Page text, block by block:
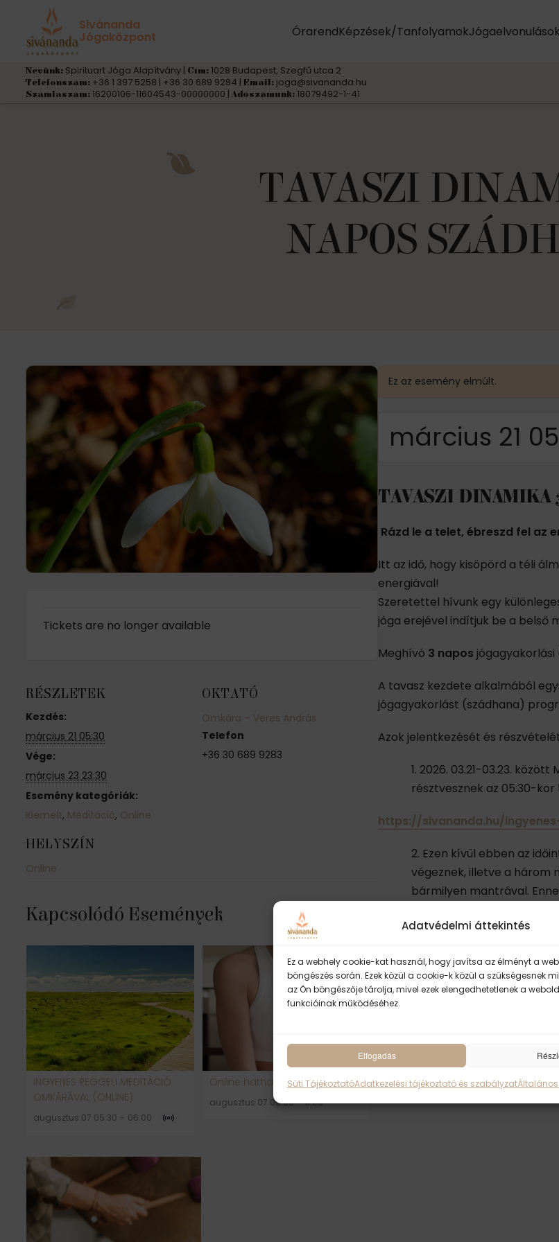
Adatvédelmi áttekintés
Ez a webhely cookie-kat használ, hogy javítsa az élményt a
böngészés során. Ezek közül a cookie-k közül a szükségesnek
az Ön böngészője tárolja, mivel ezek elengedhetetlenek a
funkcióinak működéséhez.
Elfogadás
Süti TájékoztatóAdatkezelési tájékoztató és szabályzatÁltalános
Sivánanda
Jógaközpont ÓrarendKépzések/TanfolyamokJógaelvonulások
Nevünk: Spirituart Jóga Alapítvány | Cím: 1028 Budapest, Szegfű utca 2
Telefonszám: +36 1 397 5258 | +36 30 689 9284 | Email: joga@sivananda.hu
Számlaszám: 16200106-11604543-00000000 | Adószámunk: 18079492-1-41
« Összes Események
TAVASZI
NAPOS
Tickets are no longer available
RÉSZLETEK
Kezdés:
március 21 05:30
Vége:
március 23 23:30
Esemény kategóriák:
Kiemelt, Meditáció, Online
OKTATÓ
Omkára – Veres András
Telefon
+36 30 689 9283
HELYSZÍN
Online
Kapcsolódó Események
INGYENES REGGELI MEDITÁCIÓ
OMKĀRÁVAL (ONLINE)
augusztus 07 05:30 - 06:00
Online hatha jógaóra
augusztus 07 09:00 - 11:00
Ez az esemény elmúlt.
március 21
TAVASZI DINAMIKA
Rázd le a telet, ébreszd fel az
Itt az idő, hogy kisöpörd a téli
energiával!
Szeretettel hívunk egy
jóga erejével indítjuk be a belső
Meghívó 3 napos
A tavasz kezdete alkalmából
jógagyakorlást (szádhana)
Azok jelentkezését és
2026. 03.21-03.23.
résztvesznek az 05:30-
https://sivananda.hu/
Ezen kívül ebben az
végeznek, illetve a három
bármilyen mantrával.
https://sivananda.hu/
A program adományos
Ásramunk idei
„TAVASZI DINAMIKA
szívesen részt venne a
A résztvevőknek
egy előre egyeztetett
címre.
Ha úgy érzed készen állsz egy
https://sivananda.hu/